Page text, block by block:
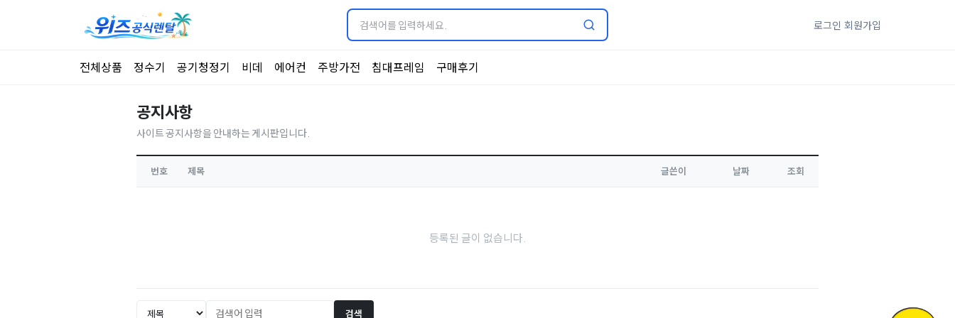
로그인 회원가입
전체상품 정수기 공기청정기 비데 에어컨 주방가전 침대프레임 구매후기
공지사항
사이트 공지사항을 안내하는 게시판입니다.
번호 제목 글쓴이 날짜 조회
등록된 글이 없습니다.
검색